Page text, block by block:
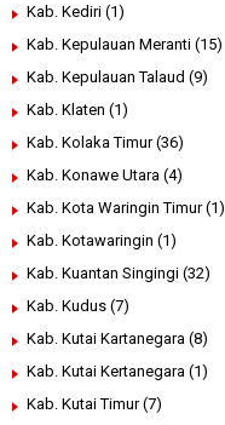
Kab. Kediri (1)
Kab. Kepulauan Meranti (15)
Kab. Kepulauan Talaud (9)
Kab. Klaten (1)
Kab. Kolaka Timur (36)
Kab. Konawe Utara (4)
Kab. Kota Waringin Timur (1)
Kab. Kotawaringin (1)
Kab. Kuantan Singingi (32)
Kab. Kudus (7)
Kab. Kutai Kartanegara (8)
Kab. Kutai Kertanegara (1)
Kab. Kutai Timur (7)